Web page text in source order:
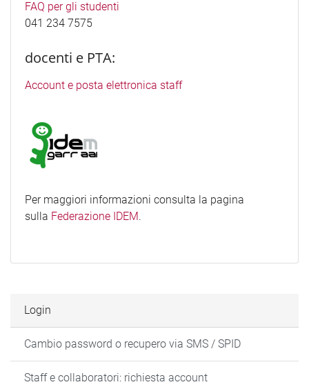
FAQ per gli studenti
041 234 7575
docenti e PTA:
Account e posta elettronica staff
Per maggiori informazioni consulta la pagina
sulla Federazione IDEM.
Login
Cambio password o recupero via SMS / SPID
Staff e collaboratori: richiesta account